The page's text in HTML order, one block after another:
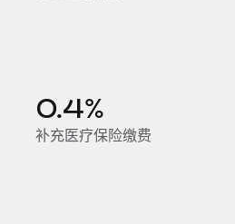
0.4%
补充医疗保险缴费